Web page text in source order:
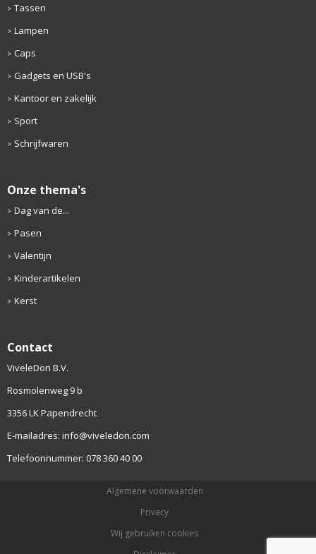
Tassen
Lampen
Caps
Gadgets en USB's
Kantoor en zakelijk
Sport
Schrijfwaren
Onze thema's
Dag van de...
Pasen
Valentijn
Kinderartikelen
Kerst
Contact
ViveleDon B.V.
Rosmolenweg 9 b
3356 LK Papendrecht
E-mailadres: info@viveledon.com
Telefoonnummer: 078 360 40 00
Algemene voorwaarden
Privacy
Wij gebruiken cookies